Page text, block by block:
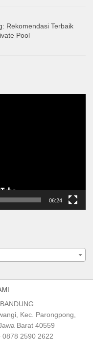
Rekomendasi Terbaik
Pool
06:24
Kec. Parongpong,
Barat 40559
0878 2590 2622